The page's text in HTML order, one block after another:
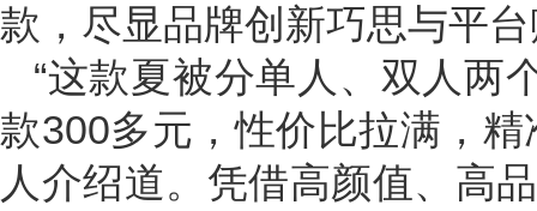
款，尽显品牌创新巧思与平
“这款夏被分单人、双人两
款300多元，性价比拉满，
人介绍道。凭借高颜值、高